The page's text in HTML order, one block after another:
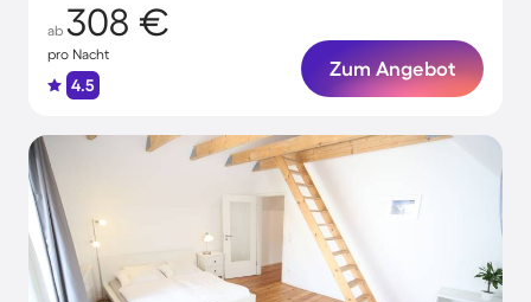
ab 308 €
pro Nacht
4.5
Zum Angebot